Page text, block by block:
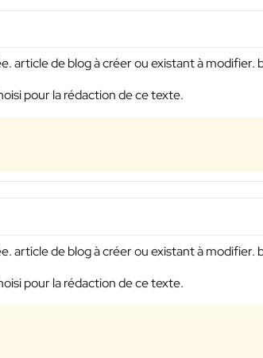
article de blog à créer ou existant à modifier.
pour la rédaction de ce texte.
article de blog à créer ou existant à modifier.
pour la rédaction de ce texte.